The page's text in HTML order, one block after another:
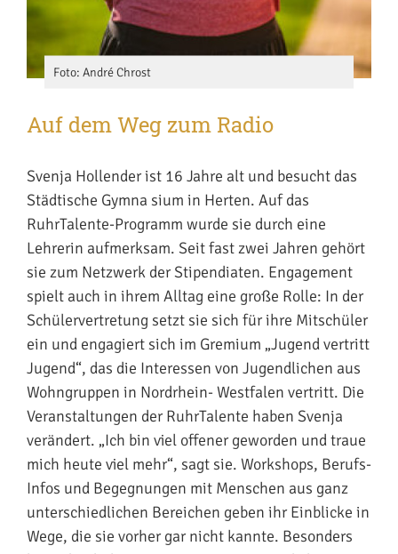
Foto: André Chrost
Auf dem Weg zum Radio
Svenja Hollender ist 16 Jahre alt und besucht das
Städtische Gymna sium in Herten. Auf das
RuhrTalente-Programm wurde sie durch eine
Lehrerin aufmerksam. Seit fast zwei Jahren gehört
sie zum Netzwerk der Stipendiaten. Engagement
spielt auch in ihrem Alltag eine große Rolle: In der
Schülervertretung setzt sie sich für ihre Mitschüler
ein und engagiert sich im Gremium „Jugend vertritt
Jugend“, das die Interessen von Jugendlichen aus
Wohngruppen in Nordrhein- Westfalen vertritt. Die
Veranstaltungen der RuhrTalente haben Svenja
verändert. „Ich bin viel offener geworden und traue
mich heute viel mehr“, sagt sie. Workshops, Berufs-
Infos und Begegnungen mit Menschen aus ganz
unterschiedlichen Bereichen geben ihr Einblicke in
Wege, die sie vorher gar nicht kannte. Besonders